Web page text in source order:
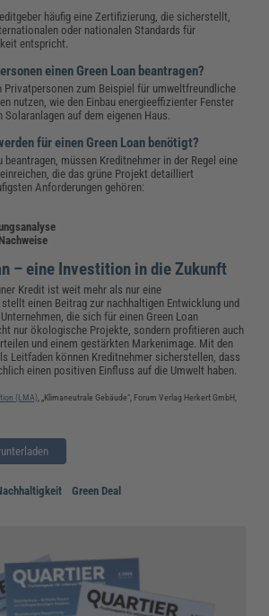
häufig eine Zertifizierung, die sicherstellt,
oder nationalen Standards für
entspricht.
einen Green Loan beantragen?
Privatpersonen zum Beispiel für umweltfreundliche
nutzen, wie den Einbau energieeffizienter Fenster
auf dem eigenen Haus.
für einen Green Loan benötigt?
beantragen, müssen Kreditnehmer in der Regel eine
die das grüne Projekt detailliert
Anforderungen gehören:
– eine Investition in die Zukunft
Kredit ist weit mehr als nur eine
einen Beitrag zur nachhaltigen Entwicklung und
die sich für einen Green Loan
nur ökologische Projekte, sondern profitieren auch
und einem gestärkten Markenimage. Mit den
Leitfaden können Kreditnehmer sicherstellen, dass
einen positiven Einfluss auf die Umwelt haben.
(LMA) , „Klimaneutrale Gebäude“, Forum Verlag Herkert GmbH,
Green Deal